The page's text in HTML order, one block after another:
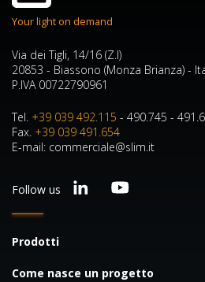
Your light on demand
Via dei Tigli, 14/16 (Z.I)
20853 - Biassono (Monza Brianza) -
P.IVA 00722790961
Tel. +39 039 492.115 - 490.745 -
Fax. +39 039 491.654
E-mail: commerciale@slim.it
Follow us
Prodotti
Come nasce un progetto